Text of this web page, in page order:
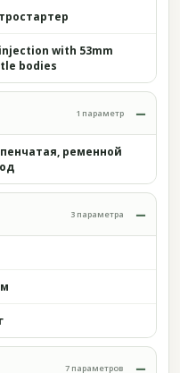
with 53mm
bodies
1 параметр
ременной
3 параметра
7 параметров